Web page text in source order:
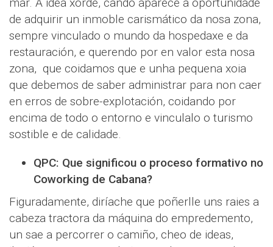
mar. A idea xorde, cando aparece a oportunidade
de adquirir un inmoble carismático da nosa zona,
sempre vinculado o mundo da hospedaxe e da
restauración, e querendo por en valor esta nosa
zona, que coidamos que e unha pequena xoia
que debemos de saber administrar para non caer
en erros de sobre-explotación, coidando por
encima de todo o entorno e vinculalo o turismo
sostible e de calidade.
QPC: Que significou o proceso formativo no
Coworking de Cabana?
Figuradamente, diríache que poñerlle uns raies a
cabeza tractora da máquina do empredemento,
un sae a percorrer o camiño, cheo de ideas,